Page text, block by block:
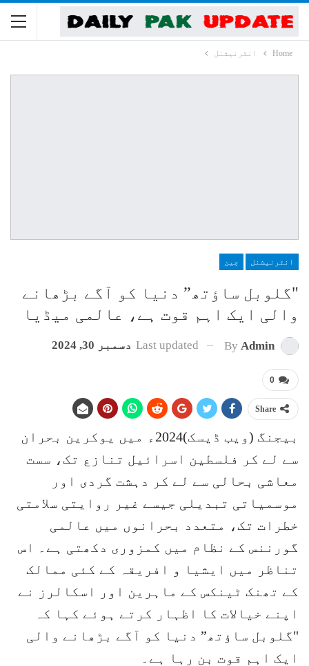
Home انٹرنیشنل
انٹرنیشنل چین
"گلوبل ساؤتھ” دنیا کو آگے بڑھانے
والی ایک اہم قوت ہے، عالمی میڈیا
By Admin
Last updated دسمبر 30, 2024
0
Share
بیجنگ (ویب ڈیسک)2024ء میں یوکرین بحران
سے لے کر فلسطین اسرائیل تنازع تک، سست
معاشی بحالی سے لے کر دہشت گردی اور
موسمیاتی تبدیلی جیسے غیر روایتی سلامتی
خطرات تک، متعدد بحرانوں میں عالمی
گورننس کے نظام میں کمزوری دکھتی ہے۔ اس
تناظر میں ایشیا و افریقہ کے کئی ممالک
کے تھنک ٹینکس کے ماہرین اور اسکالرز نے
اپنے خیالات کا اظہار کرتے ہوئے کہا کہ
"گلوبل ساؤتھ” دنیا کو آگے بڑھانے والی
ایک اہم قوت بن رہا ہے۔